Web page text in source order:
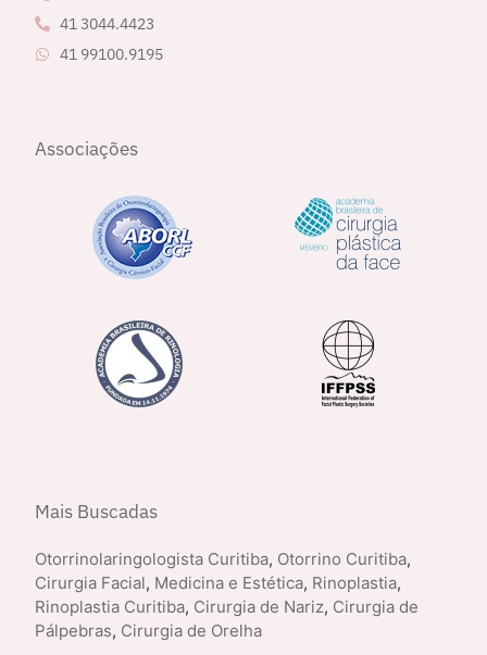
41 3044.4423
41 99100.9195
Associações
Mais Buscadas
Otorrinolaringologista Curitiba, Otorrino Curitiba,
Cirurgia Facial, Medicina e Estética, Rinoplastia,
Rinoplastia Curitiba, Cirurgia de Nariz, Cirurgia de
Pálpebras, Cirurgia de Orelha